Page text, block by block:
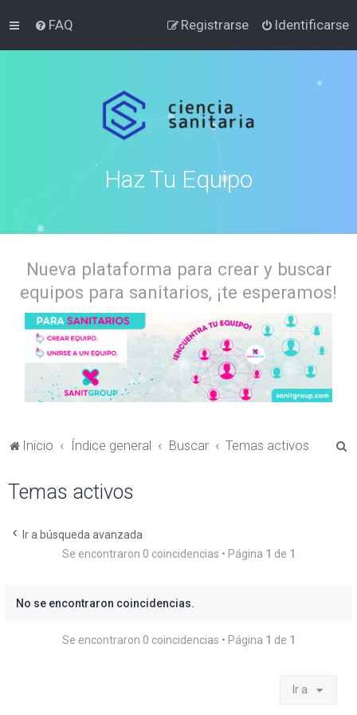
FAQ Identificarse
Registrarse
Haz Tu Equipo
Nueva plataforma para crear y buscar
equipos para sanitarios, ¡te esperamos!
Inicio Índice general Buscar Temas activos
Temas activos
Ir a búsqueda avanzada
Se encontraron 0 coincidencias • Página 1 de 1
No se encontraron coincidencias.
Se encontraron 0 coincidencias • Página 1 de 1
Ir a